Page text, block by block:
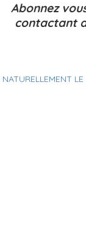
Abonnez
contactant
NATURELLEMENT